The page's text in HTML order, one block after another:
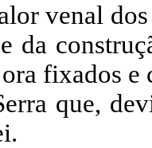
venal
da
fixados
que,